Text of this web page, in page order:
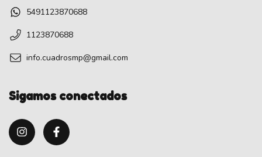
5491123870688
1123870688
info.cuadrosmp@gmail.com
Sigamos conectados